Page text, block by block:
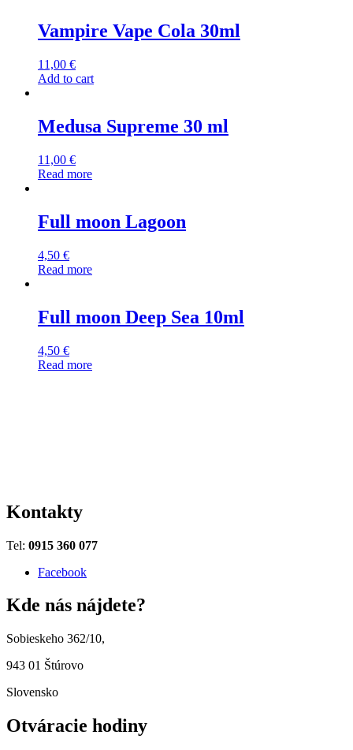
Vampire Vape Cola 30ml
11,00 €
Add to cart
Medusa Supreme 30 ml
11,00 €
Read more
Full moon Lagoon
4,50 €
Read more
Full moon Deep Sea 10ml
4,50 €
Read more
Kontakty
Tel: 0915 360 077
Facebook
Kde nás nájdete?
Sobieskeho 362/10,
943 01 Štúrovo
Slovensko
Otváracie hodiny